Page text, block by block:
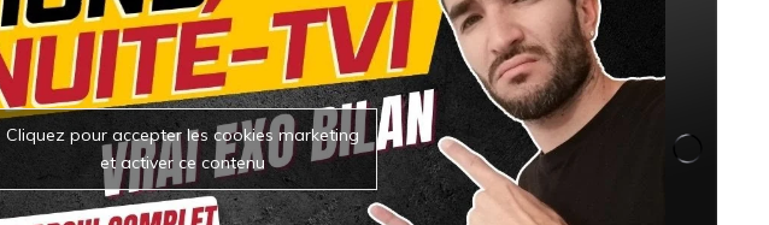
Cliquez pour accepter les cookies marketing
et activer ce contenu